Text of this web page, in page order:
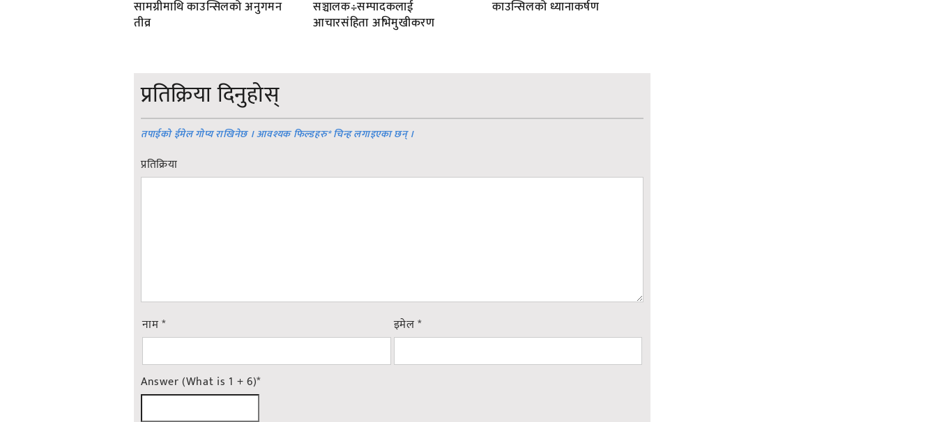
सामग्रीमाथि काउन्सिलको अनुगमन
तीव्र
सञ्चालक÷सम्पादकलाई
आचारसंहिता अभिमुखीकरण
काउन्सिलको ध्यानाकर्षण
प्रतिक्रिया दिनुहोस्
तपाईको ईमेल गोप्य राखिनेछ । आवश्यक फिल्डहरु*चिन्ह लगाइएका छन् ।
प्रतिक्रिया
नाम* इमेल*
Answer (What is 1 + 6)*